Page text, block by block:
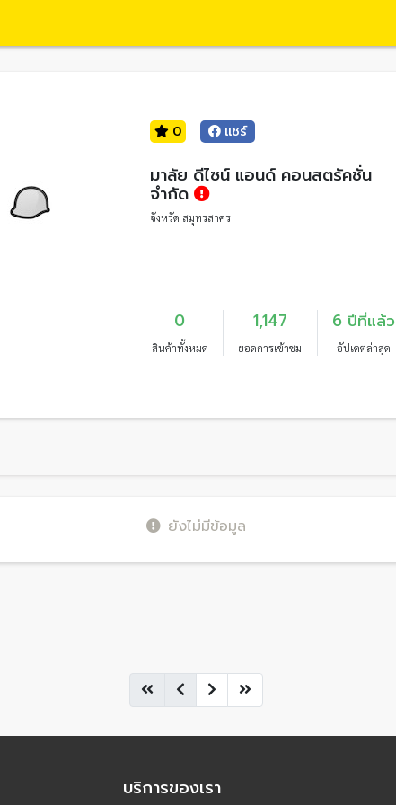
0 แชร์
มาลัย ดีไซน์ แอนด์ คอนสตรัคชั่น
จำกัด
จังหวัด สมุทรสาคร
0
สินค้าทั้งหมด
1,147
ยอดการเข้าชม
6 ปีที่แล้ว
อัปเดตล่าสุด
ยังไม่มีข้อมูล
บริการของเรา